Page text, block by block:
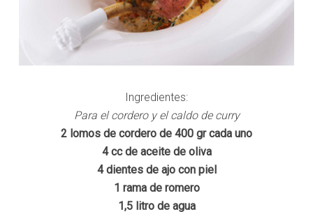
Ingredientes:
Para el cordero y el caldo de curry
2 lomos de cordero de 400 gr cada uno
4 cc de aceite de oliva
4 dientes de ajo con piel
1 rama de romero
1,5 litro de agua